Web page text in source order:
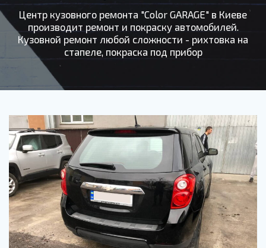
Центр кузовного ремонта "Color GARAGE" в Киеве
производит ремонт и покраску автомобилей.
Кузовной ремонт любой сложности - рихтовка на
стапеле, покраска под прибор